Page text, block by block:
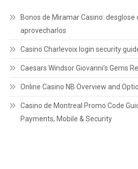
Bonos de Miramar Casino:
aprovecharlos
Casino Charlevoix login security
Caesars Windsor Giovanni’s Gems
Online Casino NB Overview and
Casino de Montreal Promo Code
Payments, Mobile & Security